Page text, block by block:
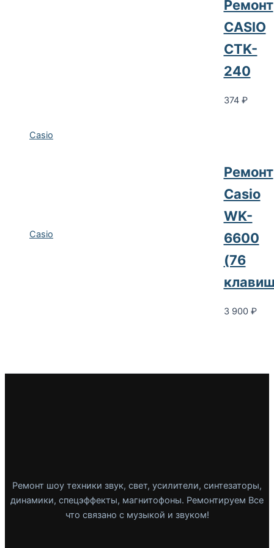
Casio
Ремонт
CASIO
CTK-
240
374 ₽
Casio
Ремонт
Casio
WK-
6600
(76
3 900 ₽
Ремонт шоу техники звук, свет, усилители, синтезаторы,
динамики, спецэффекты, магнитофоны. Ремонтируем Все
что связано с музыкой и звуком!